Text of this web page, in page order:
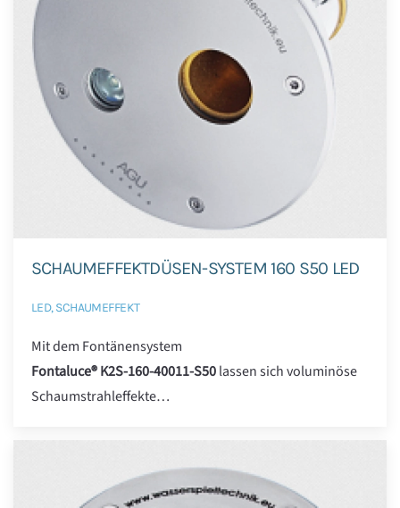
SCHAUMEFFEKTDÜSEN-SYSTEM 160 S50 LED
LED, SCHAUMEFFEKT
Mit dem Fontänensystem
Fontaluce® K2S-160-40011-S50lassen sich voluminöse
Schaumstrahleffekte…